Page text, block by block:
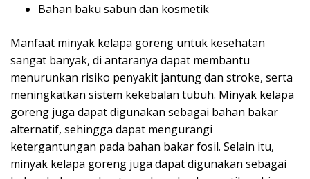
Bahan baku sabun dan kosmetik
Manfaat minyak kelapa goreng untuk kesehatan
sangat banyak, di antaranya dapat membantu
menurunkan risiko penyakit jantung dan stroke, serta
meningkatkan sistem kekebalan tubuh. Minyak kelapa
goreng juga dapat digunakan sebagai bahan bakar
alternatif, sehingga dapat mengurangi
ketergantungan pada bahan bakar fosil. Selain itu,
minyak kelapa goreng juga dapat digunakan sebagai